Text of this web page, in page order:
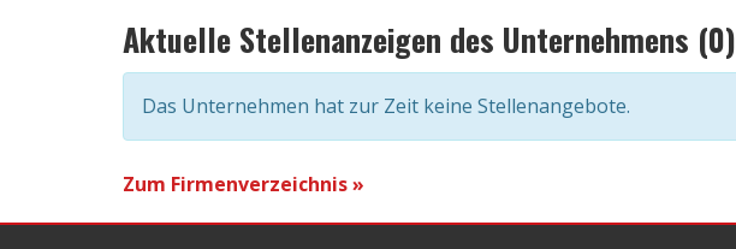
Aktuelle Stellenanzeigen des Unternehmens (0)
Das Unternehmen hat zur Zeit keine Stellenangebote.
Zum Firmenverzeichnis »